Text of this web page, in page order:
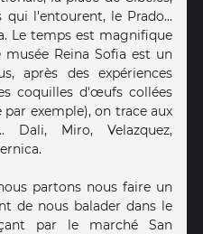
l'entourent, le Prado...
Le temps est magnifique
Reina Sofia est un
après des expériences
coquilles d'œufs collées
exemple), on trace aux
Dali, Miro, Velazquez,
partons nous faire un
de nous balader dans le
par le marché San